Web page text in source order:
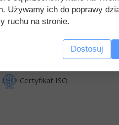
Certyfikat ISO
Używamy ich do poprawy
ruchu na stronie.
Dostosuj